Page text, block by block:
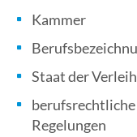
Kammer
Staat der
berufsrechtliche
Regelungen